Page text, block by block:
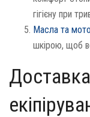
гігієну при
Масла та
шкірою, щоб